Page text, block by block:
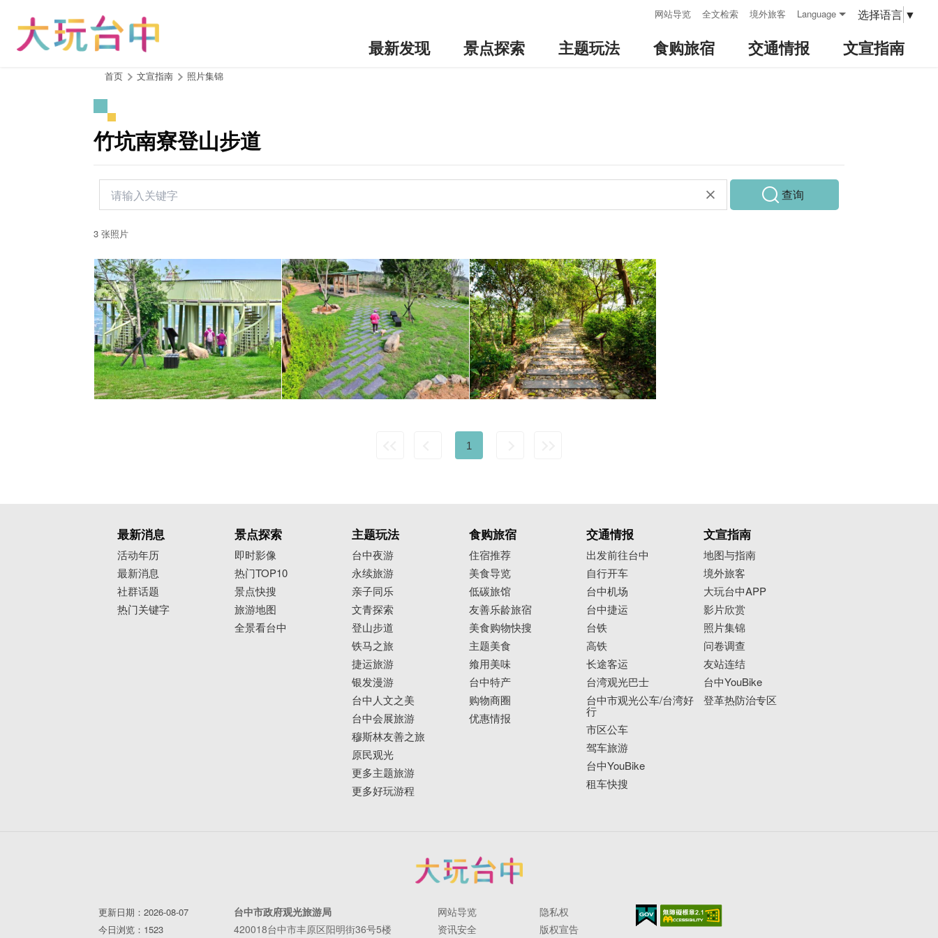
网站导览 全文检索 境外旅客 Language 选择语言 ▼
最新发现 景点探索 主题玩法 食购旅宿 交通情报 文宣指南
首页 文宣指南 照片集锦
竹坑南寮登山步道
查询
3 张照片
1
最新消息
活动年历
最新消息
社群话题
热门关键字
景点探索
即时影像
热门TOP10
景点快搜
旅游地图
全景看台中
主题玩法
台中夜游
永续旅游
亲子同乐
文青探索
登山步道
铁马之旅
捷运旅游
银发漫游
台中人文之美
台中会展旅游
穆斯林友善之旅
原民观光
更多主题旅游
更多好玩游程
食购旅宿
住宿推荐
美食导览
低碳旅馆
友善乐龄旅宿
美食购物快搜
主题美食
飨用美味
台中特产
购物商圈
优惠情报
交通情报
出发前往台中
自行开车
台中机场
台中捷运
台铁
高铁
长途客运
台湾观光巴士
台中市观光公车/台湾好
行
市区公车
驾车旅游
台中YouBike
租车快搜
文宣指南
地图与指南
境外旅客
大玩台中APP
影片欣赏
照片集锦
问卷调查
友站连结
台中YouBike
登革热防治专区
更新日期：2026-08-07
今日浏览：1523
台中市政府观光旅游局
420018台中市丰原区阳明街36号5楼
网站导览
隐私权
资讯安全
版权宣告